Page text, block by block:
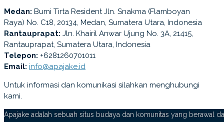
Medan: Bumi Tirta Resident Jln. Snakma (Flamboyan
Raya) No. C18, 20134, Medan, Sumatera Utara, Indonesia
Rantauprapat: Jln. Khairil Anwar Ujung No. 3A, 21415,
Rantauprapat, Sumatera Utara, Indonesia
Telepon: +6281260701011
Email: info@apajake.id
Untuk informasi dan komunikasi silahkan menghubungi
kami.
Apajake adalah sebuah situs budaya dan komunitas yang berawal